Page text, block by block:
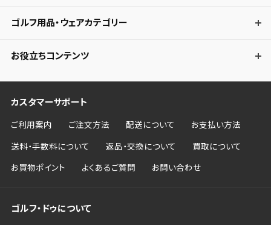
ゴルフ用品・ウェアカテゴリー
お役立ちコンテンツ
カスタマーサポート
ご利用案内 ご注文方法 配送について お支払い方法
送料・手数料について 返品・交換について 買取について
お買物ポイント よくあるご質問 お問い合わせ
ゴルフ・ドゥについて